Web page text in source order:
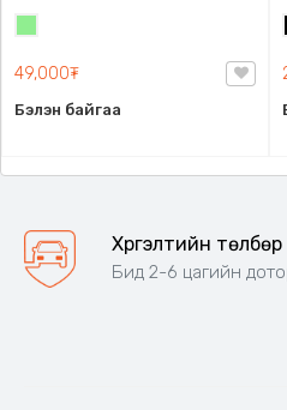
49,000₮
Бэлэн байгаа
Хүргэлтийн
Бид 2-6 цагийн